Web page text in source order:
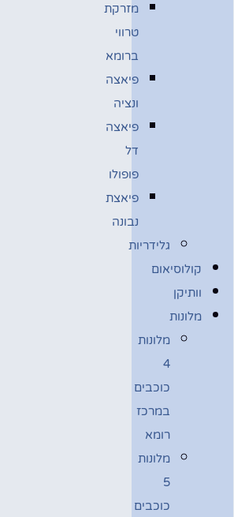
מזרקת
טרווי
ברומא
פיאצה
ונציה
פיאצה
דל
פופולו
פיאצת
נבונה
גלידריות
קולוסיאום
וותיקן
מלונות
מלונות
4
כוכבים
במרכז
רומא
מלונות
5
כוכבים